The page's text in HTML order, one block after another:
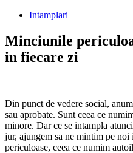
Intamplari
Minciunile
in fiecare zi
Din punct de vedere social,
sau aprobate. Sunt ceea ce
minore. Dar ce se intampla
jur, ajungem sa ne mintim pe
periculoase, ceea ce numim